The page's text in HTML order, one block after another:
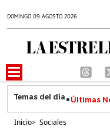
DOMINGO 09 AGOSTO 2026
Últimas
Inicio> Sociales